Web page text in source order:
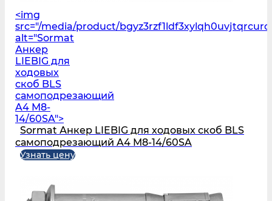
<img
src="/media/product/
alt="Sormat
Анкер
LIEBIG для
ходовых
скоб BLS
самоподрезающий
A4 M8-
14/60SA">
Sormat Анкер LIEBIG для ходовых скоб BLS
самоподрезающий A4 M8-14/60SA
Узнать цену